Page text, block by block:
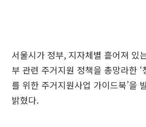
서울시가 정부, 지자체별 흩어져 있
부 관련 주거지원 정책을 총망라한
를 위한 주거지원사업 가이드북’을
밝혔다.